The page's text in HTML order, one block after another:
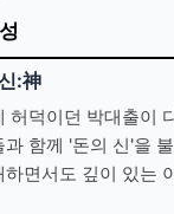
:神
허덕이던 박대출이
과 함께 '돈의 신'을
하면서도 깊이 있는